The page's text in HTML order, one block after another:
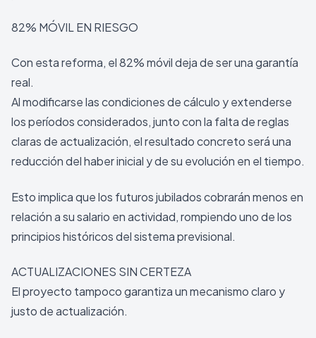
82% MÓVIL EN RIESGO
Con esta reforma, el 82% móvil deja de ser una garantía
real.
Al modificarse las condiciones de cálculo y extenderse
los períodos considerados, junto con la falta de reglas
claras de actualización, el resultado concreto será una
reducción del haber inicial y de su evolución en el tiempo.
Esto implica que los futuros jubilados cobrarán menos en
relación a su salario en actividad, rompiendo uno de los
principios históricos del sistema previsional.
ACTUALIZACIONES SIN CERTEZA
El proyecto tampoco garantiza un mecanismo claro y
justo de actualización.